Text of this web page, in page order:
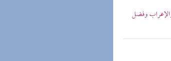
والإعراب وفضل